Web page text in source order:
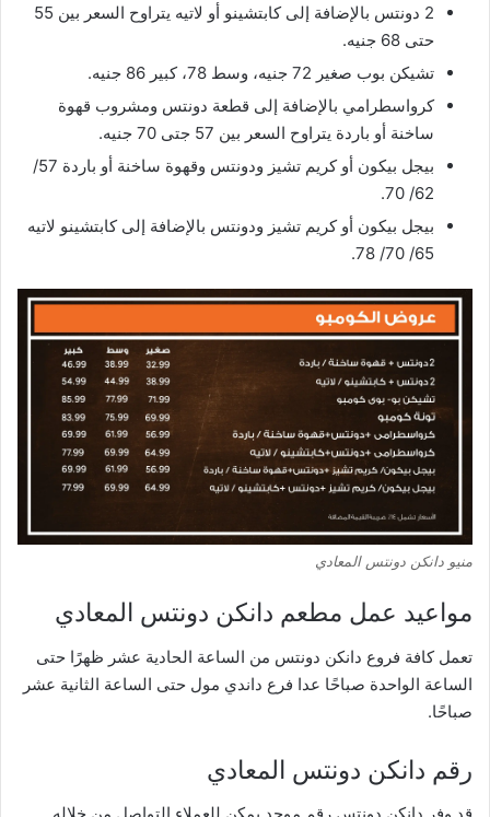
2 دونتس بالإضافة إلى كابتشينو أو لاتيه يتراوح السعر بين 55
حتى 68 جنيه.
تشيكن بوب صغير 72 جنيه، وسط 78، كبير 86 جنيه.
كرواسطرامي بالإضافة إلى قطعة دونتس ومشروب قهوة
ساخنة أو باردة يتراوح السعر بين 57 جتى 70 جنيه.
بيجل بيكون أو كريم تشيز ودونتس وقهوة ساخنة أو باردة 57/
62/ 70.
بيجل بيكون أو كريم تشيز ودونتس بالإضافة إلى كابتشينو لاتيه
65/ 70/ 78.
منيو دانكن دونتس المعادي
مواعيد عمل مطعم دانكن دونتس المعادي
تعمل كافة فروع دانكن دونتس من الساعة الحادية عشر ظهرًا حتى
الساعة الواحدة صباحًا عدا فرع داندي مول حتى الساعة الثانية عشر
صباحًا.
رقم دانكن دونتس المعادي